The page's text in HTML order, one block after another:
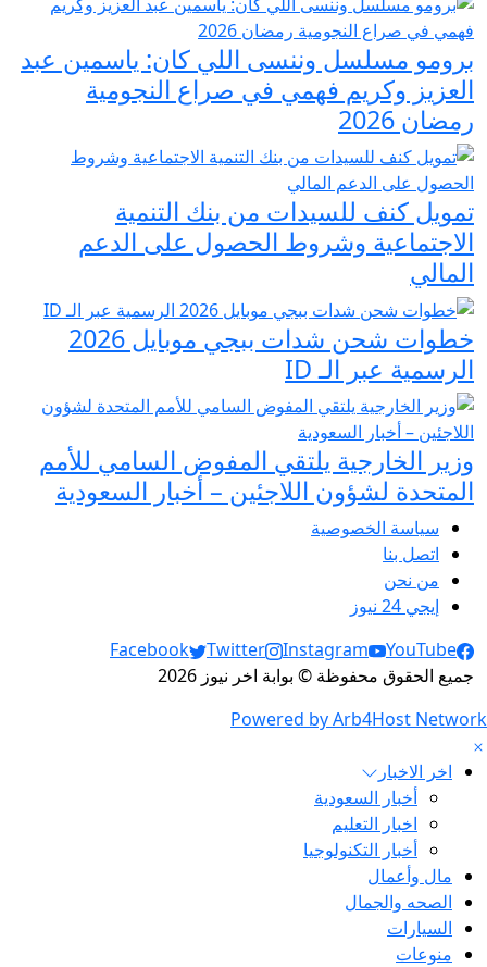
برومو مسلسل وننسى اللي كان: ياسمين عبد
العزيز وكريم فهمي في صراع النجومية
رمضان 2026
تمويل كنف للسيدات من بنك التنمية
الاجتماعية وشروط الحصول على الدعم
المالي
خطوات شحن شدات ببجي موبايل 2026
الرسمية عبر الـ ID
وزير الخارجية يلتقي المفوض السامي للأمم
المتحدة لشؤون اللاجئين – أخبار السعودية
سياسة الخصوصية
اتصل بنا
من نحن
إيجي 24 نيوز
Social Links
Facebook Twitter Instagram
YouTube
جميع الحقوق محفوظة © بوابة اخر نيوز 2026
Powered by Arb4Host Network
اخر الاخبار
أخبار السعودية
اخبار التعليم
أخبار التكنولوجيا
مال وأعمال
الصحه والجمال
السيارات
منوعات